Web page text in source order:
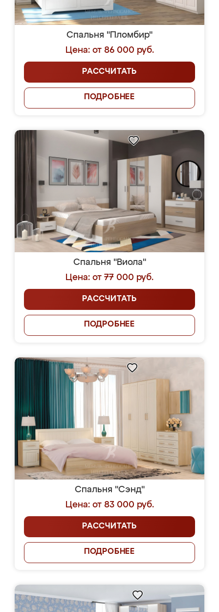
Спальня "Пломбир"
Цена: от 86 000 руб.
РАССЧИТАТЬ
ПОДРОБНЕЕ
Спальня "Виола"
Цена: от 77 000 руб.
РАССЧИТАТЬ
ПОДРОБНЕЕ
Спальня "Сэнд"
Цена: от 83 000 руб.
РАССЧИТАТЬ
ПОДРОБНЕЕ